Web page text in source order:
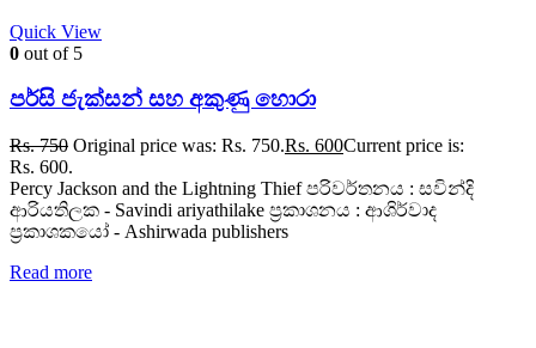
Quick View
0 out of 5
පර්සි ජැක්සන් සහ අකුණු හොරා
Rs.750 Original price was: Rs. 750.Rs. 600Current price is:
Rs. 600.
Percy Jackson and the Lightning Thief පරිවර්තනය : සවින්දි
ආරියතිලක - Savindi ariyathilake ප්‍රකාශනය : ආශිර්වාද
ප්‍රකාශකයෝ - Ashirwada publishers
Read more